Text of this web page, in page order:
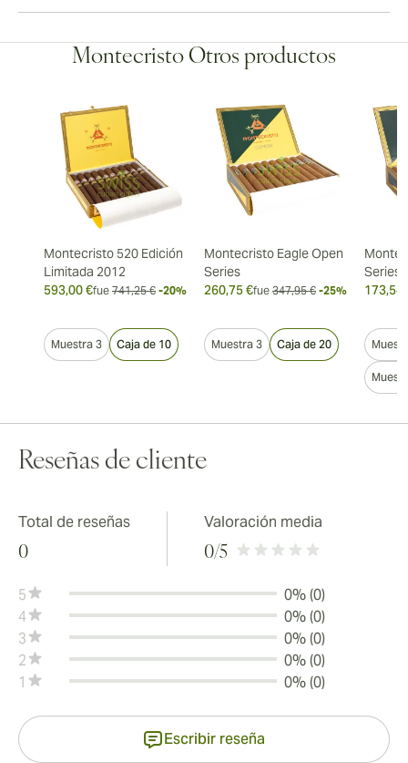
Montecristo Otros productos
Montecristo 520 Edición
Limitada 2012
593,00 €fue 741,25 € -20%
Muestra 3 Caja de 10
Montecristo Eagle Open
Series
260,75 €fue 347,95 € -25%
Muestra 3 Caja de 20
Series
173,54
Reseñas de cliente
Total de reseñas
0
Valoración media
0/5
5
0% (0)
4
0% (0)
3
0% (0)
2
0% (0)
1
0% (0)
Escribir reseña